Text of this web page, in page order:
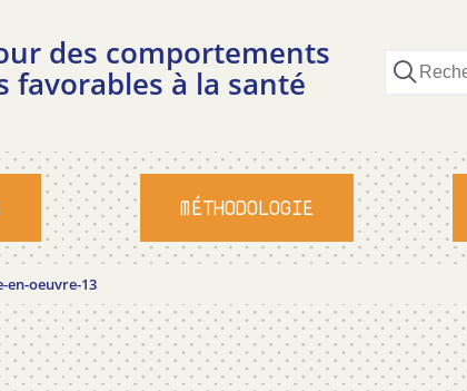
des comportements
à la santé
MÉTHODOLOGIE
en-oeuvre-13